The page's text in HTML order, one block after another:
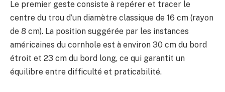
Le premier geste consiste à repérer et tracer le
centre du trou d’un diamètre classique de 16 cm (rayon
de 8 cm). La position suggérée par les instances
américaines du cornhole est à environ 30 cm du bord
étroit et 23 cm du bord long, ce qui garantit un
équilibre entre difficulté et praticabilité.